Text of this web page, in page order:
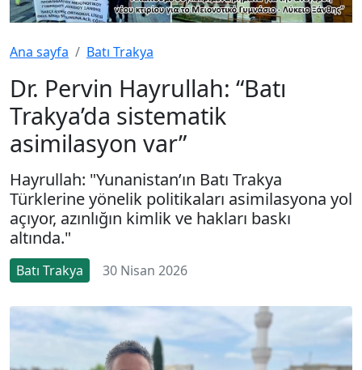
Ana sayfa Batı Trakya
Dr. Pervin Hayrullah: “Batı
Trakya’da sistematik
asimilasyon var”
Hayrullah: "Yunanistan’ın Batı Trakya
Türklerine yönelik politikaları asimilasyona yol
açıyor, azınlığın kimlik ve hakları baskı
altında."
Batı Trakya 30 Nisan 2026